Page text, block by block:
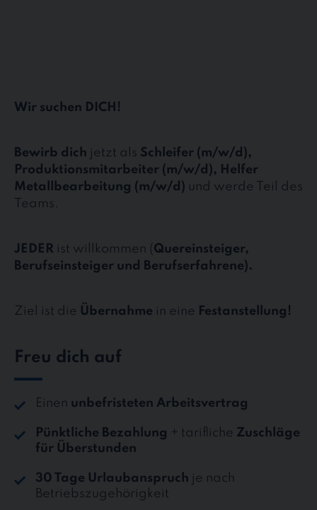
Wir suchen DICH!
Bewirb dich jetzt als Schleifer (m/w/d),
Produktionsmitarbeiter (m/w/d), Helfer
Metallbearbeitung (m/w/d) und werde Teil des
Teams.
JEDER ist willkommen (Quereinsteiger,
Berufseinsteiger und Berufserfahrene).
Ziel ist die Übernahme in eine Festanstellung!
Freu dich auf
Einen unbefristeten Arbeitsvertrag
Pünktliche Bezahlung + tarifliche Zuschläge
für Überstunden
30 Tage Urlaubanspruch je nach
Betriebszugehörigkeit